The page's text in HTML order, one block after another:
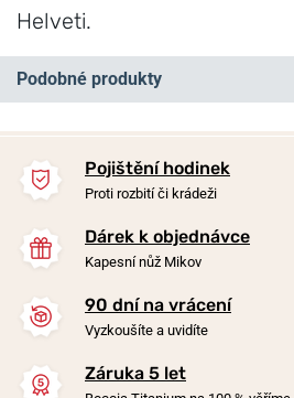
Helveti.
Podobné produkty
-20%
Náušnice Boccia Titanium
Pojištění hodinek
Proti rozbití či krádeži
Dárek k objednávce
Kapesní nůž Mikov
90 dní na vrácení
Vyzkoušíte a uvidíte
Záruka 5 let